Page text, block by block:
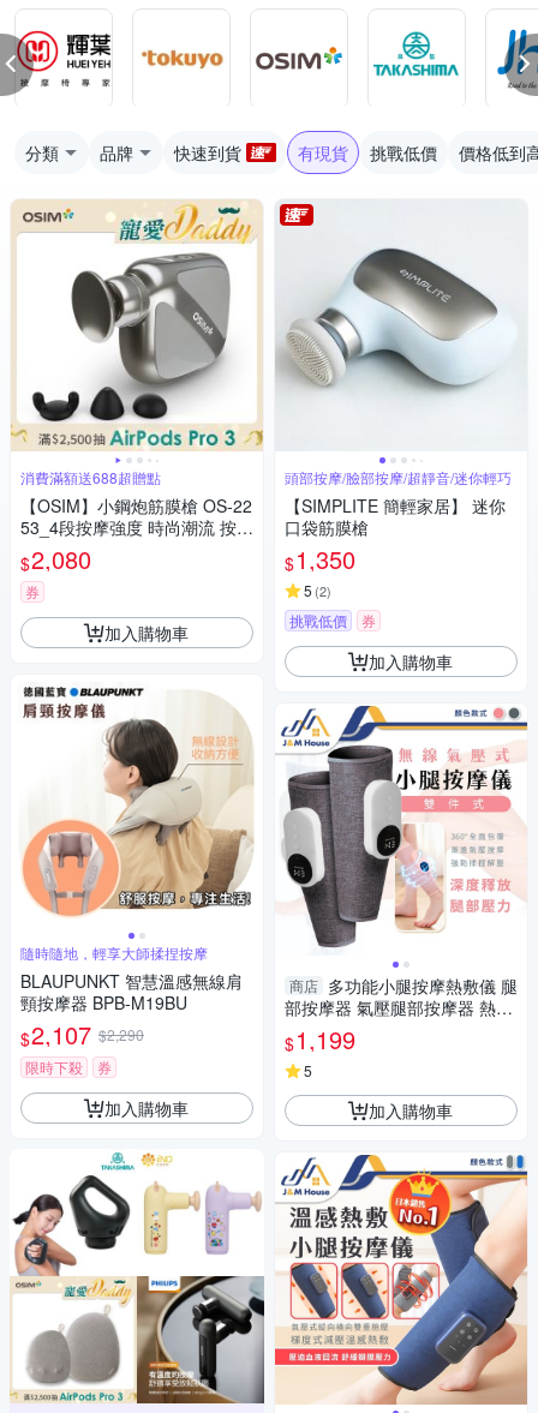
分類 品牌 快速到貨 有現貨 挑戰低價 價格低到
消費滿額送688超贈點
【OSIM】小鋼炮筋膜槍 OS-22
53_4段按摩強度 時尚潮流 按摩
槍 筋膜槍 迷你筋膜槍 隨身筋膜
槍 電動筋膜槍
$2,080
券
加入購物車
隨時隨地，輕享大師揉捏按摩
BLAUPUNKT 智慧溫感無線肩
頸按摩器 BPB-M19BU
$2,107 $2,290
限時下殺
券
加入購物車
頭部按摩/臉部按摩/超靜音/迷你輕巧
【SIMPLITE 簡輕家居】 迷你
口袋筋膜槍
$1,350
5 (2)
挑戰低價 券
加入購物車
商店 多功能小腿按摩熱敷儀 腿
部按摩器 氣壓腿部按摩器 熱敷
美腿按摩器 小腿按摩器 雙入
$1,199
5
加入購物車